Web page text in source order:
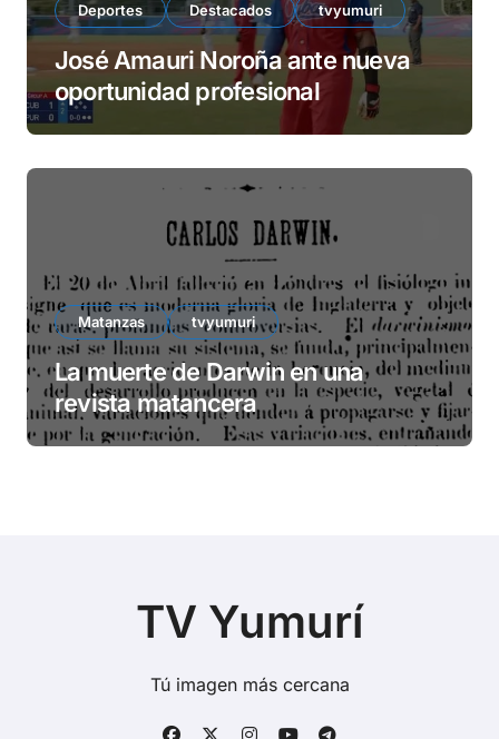
Deportes Destacados tvyumuri
José Amauri Noroña ante nueva
oportunidad profesional
Matanzas tvyumuri
La muerte de Darwin en una
revista matancera
TV Yumurí
Tú imagen más cercana